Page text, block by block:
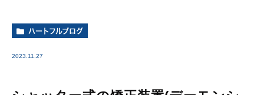
ハートフルブログ
2023.11.27